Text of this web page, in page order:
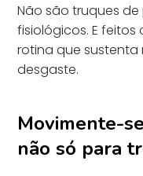
Não são truques
fisiológicos. E
rotina que
desgaste.
Movimente-
não só para